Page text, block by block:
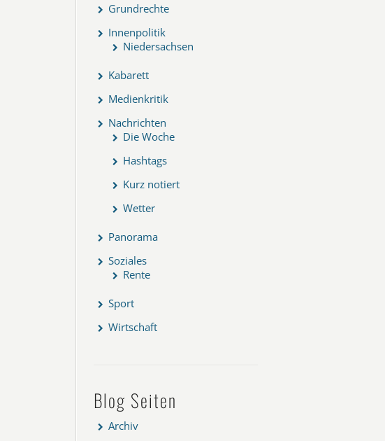
Grundrechte
Innenpolitik
Niedersachsen
Kabarett
Medienkritik
Nachrichten
Die Woche
Hashtags
Kurz notiert
Wetter
Panorama
Soziales
Rente
Sport
Wirtschaft
Blog Seiten
Archiv